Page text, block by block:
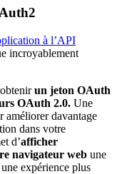
à l’API
incroyablement
un jeton OAuth
OAuth 2.0. Une
améliorer davantage
dans votre
d’afficher
navigateur web une
expérience plus